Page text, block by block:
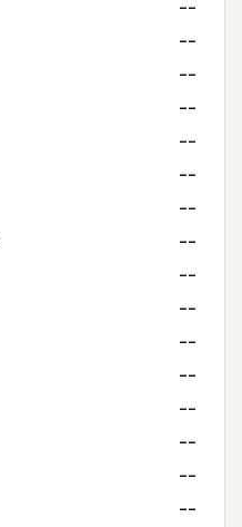
--
--
--
--
--
--
--
--
--
--
--
--
--
--
--
--